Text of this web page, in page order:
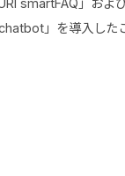
smartFAQ」およ
」を導入した